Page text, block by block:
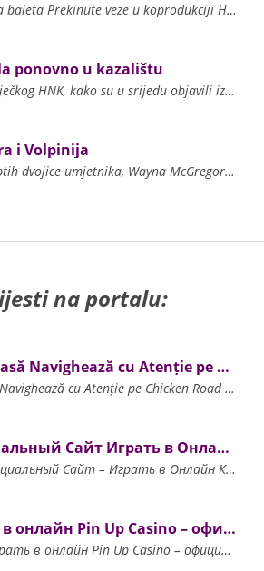
ZAGREB – Praizvedba baleta Prekinute veze u koprodukciji Hrvatskoga narodnog kazališta u Zagrebu i Muzičkog biennalea Zagreb otvorit će 5. travnja trideset i treće izdanje fe
ponovno u kazalištu
OSIJEK – Na sceni osječkog HNK, kako su u srijedu objavili iz tog kazališta, nakon 127 godina premijerno će se izvesti balet ‘Jela’. Pod ravnanjem maestra Vladimi
i Volpinija
ZAGREB – Baletni diptih dvojice umjetnika, Wayna McGregora i Massimiliana Volpinija premijerno će se predstaviti publici večeras, 15. ožujka, sjedinivši dvojicu koreografa ko
na portalu:
Aventura Gustoasă Navighează cu Atenție pe Chicken Road și Multiplică-ți Câștigurile la Fiecare Pas!
Aventura Gustoasă: Navighează cu Atenție pe Chicken Road și Multiplică-ți Câștigurile la Fiecare Pas! Principiile de Funcționare ale Chicken Road Strategii de Joc și Gestionarea Ri
Казино Официальный Сайт Играть в Онлайн Казино Pin Up.6278
Пин Ап Казино Официальный Сайт – Играть в Онлайн Казино Pin Up ▶️ ИГРАТЬ Содержимое Преимущества Игры в Онлайн Казино Pin Up Большой выбор игр Как Зарегистрироваться и Начать
Казино играть в онлайн Pin Up Casino – официальный сайт.3052
Пин Ап Казино – играть в онлайн Pin Up Casino – официальный сайт ▶️ ИГРАТЬ Содержимое Пин Ап Казино – играть в онлайн Официальный сайт Pin Up Casino Преимущества официального